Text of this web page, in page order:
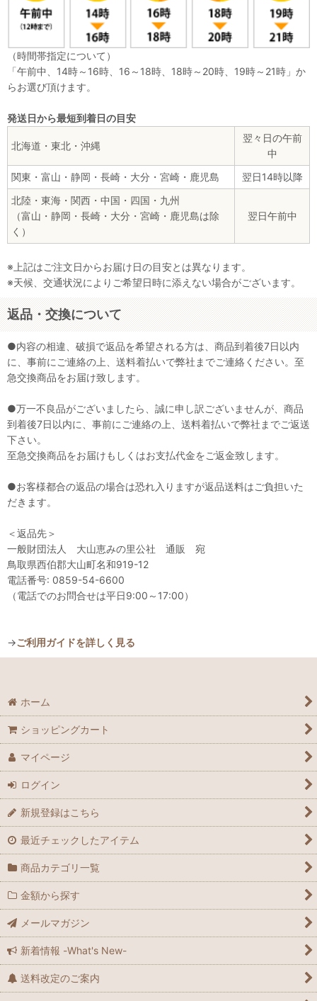
（時間帯指定について）
「午前中、14時～16時、16～18時、18時～20時、19時～21時」か
らお選び頂けます。
発送日から最短到着日の目安
北海道・東北・沖縄
翌々日の午前
中
関東・富山・静岡・長崎・大分・宮崎・鹿児島
翌日14時以降
北陸・東海・関西・中国・四国・九州
（富山・静岡・長崎・大分・宮崎・鹿児島は除
く）
翌日午前中
※上記はご注文日からお届け日の目安とは異なります。
※天候、交通状況によりご希望日時に添えない場合がございます。
返品・交換について
●内容の相違、破損で返品を希望される方は、商品到着後7日以内
に、事前にご連絡の上、送料着払いで弊社までご連絡ください。至
急交換商品をお届け致します。
●万一不良品がございましたら、誠に申し訳ございませんが、商品
到着後7日以内に、事前にご連絡の上、送料着払いで弊社までご返送
下さい。
至急交換商品をお届けもしくはお支払代金をご返金致します。
●お客様都合の返品の場合は恐れ入りますが返品送料はご負担いた
だきます。
＜返品先＞
一般財団法人 大山恵みの里公社 通販 宛
鳥取県西伯郡大山町名和919-12
電話番号: 0859-54-6600
（電話でのお問合せは平日9:00～17:00）
→ご利用ガイドを詳しく見る
ホーム
ショッピングカート
マイページ
ログイン
新規登録はこちら
最近チェックしたアイテム
商品カテゴリ一覧
金額から探す
メールマガジン
新着情報 -What's New-
送料改定のご案内